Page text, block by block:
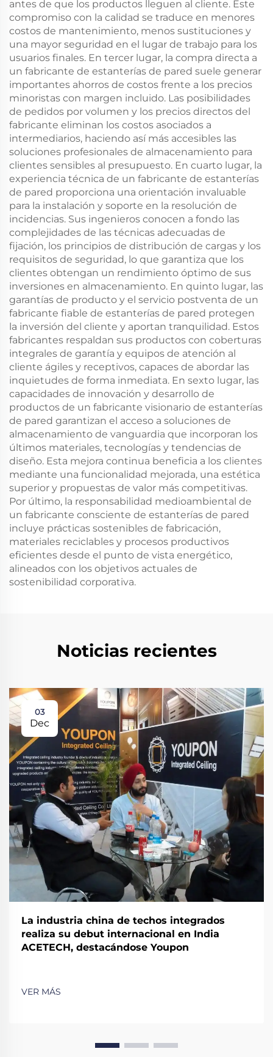
antes de que los productos lleguen al cliente. Este
compromiso con la calidad se traduce en menores
costos de mantenimiento, menos sustituciones y
una mayor seguridad en el lugar de trabajo para los
usuarios finales. En tercer lugar, la compra directa a
un fabricante de estanterías de pared suele generar
importantes ahorros de costos frente a los precios
minoristas con margen incluido. Las posibilidades
de pedidos por volumen y los precios directos del
fabricante eliminan los costos asociados a
intermediarios, haciendo así más accesibles las
soluciones profesionales de almacenamiento para
clientes sensibles al presupuesto. En cuarto lugar, la
experiencia técnica de un fabricante de estanterías
de pared proporciona una orientación invaluable
para la instalación y soporte en la resolución de
incidencias. Sus ingenieros conocen a fondo las
complejidades de las técnicas adecuadas de
fijación, los principios de distribución de cargas y los
requisitos de seguridad, lo que garantiza que los
clientes obtengan un rendimiento óptimo de sus
inversiones en almacenamiento. En quinto lugar, las
garantías de producto y el servicio postventa de un
fabricante fiable de estanterías de pared protegen
la inversión del cliente y aportan tranquilidad. Estos
fabricantes respaldan sus productos con coberturas
integrales de garantía y equipos de atención al
cliente ágiles y receptivos, capaces de abordar las
inquietudes de forma inmediata. En sexto lugar, las
capacidades de innovación y desarrollo de
productos de un fabricante visionario de estanterías
de pared garantizan el acceso a soluciones de
almacenamiento de vanguardia que incorporan los
últimos materiales, tecnologías y tendencias de
diseño. Esta mejora continua beneficia a los clientes
mediante una funcionalidad mejorada, una estética
superior y propuestas de valor más competitivas.
Por último, la responsabilidad medioambiental de
un fabricante consciente de estanterías de pared
incluye prácticas sostenibles de fabricación,
materiales reciclables y procesos productivos
eficientes desde el punto de vista energético,
alineados con los objetivos actuales de
sostenibilidad corporativa.
Noticias recientes
03
Dec
La industria china de techos integrados
realiza su debut internacional en India
ACETECH, destacándose Youpon
VER MÁS